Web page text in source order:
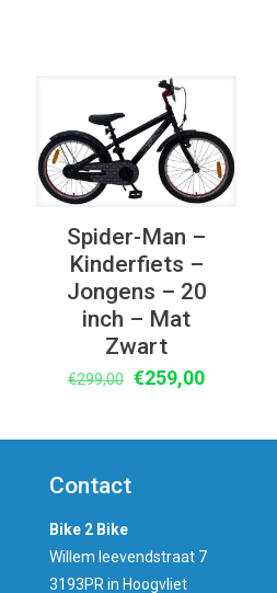
Spider-Man –
Kinderfiets –
Jongens – 20
inch – Mat
Zwart
€299,00 Oorspronkelijke
€259,00Huidige
Contact
Bike 2 Bike
Willem leevendstraat 7
3193PR in Hoogvliet